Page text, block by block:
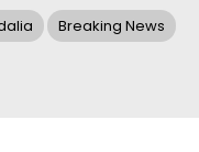
Breaking News